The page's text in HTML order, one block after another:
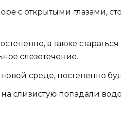
с открытыми глазами,
а также
слезотечение.
новой среде, постепенно
на слизистую попадали